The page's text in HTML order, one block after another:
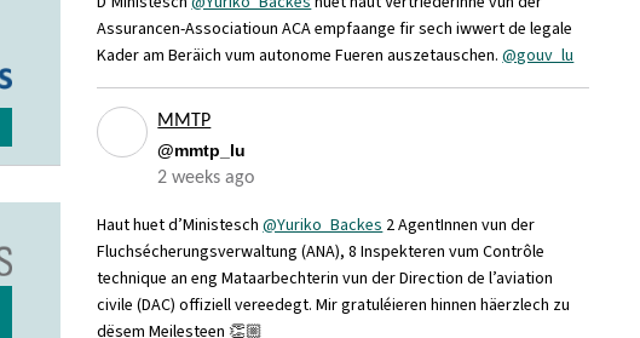
Assurancen-Associatioun ACA empfaange fir sech iwwert de legale
Kader am Beräich vum autonome Fueren auszetauschen.@gouv_lu
MMTP
@mmtp_lu
2 weeks ago
Haut huet d’Ministesch@Yuriko_Backes 2 AgentInnen vun der
Fluchsécherungsverwaltung (ANA), 8 Inspekteren vum Contrôle
technique an eng Mataarbechterin vun der Direction de l’aviation
civile (DAC) offiziell vereedegt. Mir gratuléieren hinnen häerzlech zu
dësem Meilesteen 👏🏼